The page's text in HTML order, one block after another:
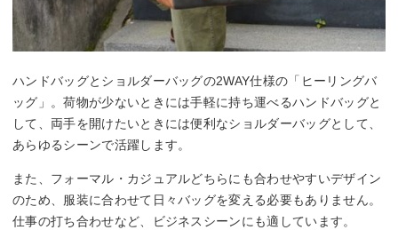
ハンドバッグとショルダーバッグの2WAY仕様の「ヒーリングバ
ッグ」。荷物が少ないときには手軽に持ち運べるハンドバッグと
して、両手を開けたいときには便利なショルダーバッグとして、
あらゆるシーンで活躍します。
また、フォーマル・カジュアルどちらにも合わせやすいデザイン
のため、服装に合わせて日々バッグを変える必要もありません。
仕事の打ち合わせなど、ビジネスシーンにも適しています。